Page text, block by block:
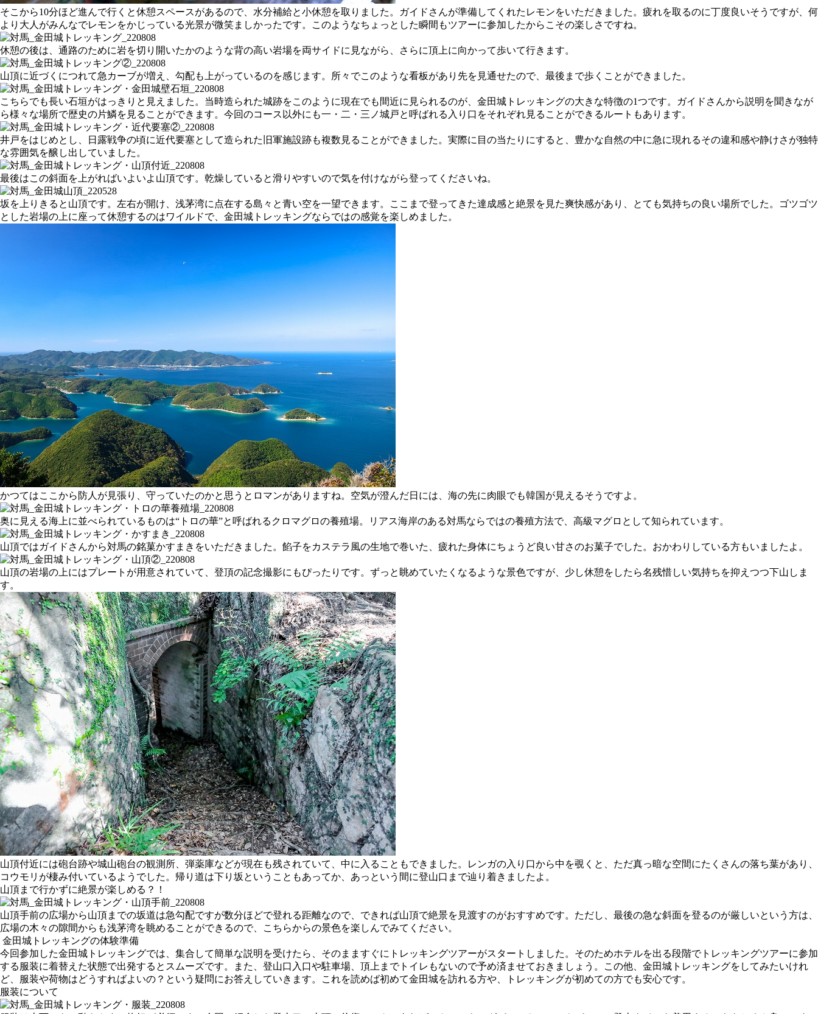
そこから10分ほど進んで行くと休憩スペースがあるので、水分補給と小休憩を取りました。ガイドさんが準備してくれたレモンをいただきました。疲れを取るのに丁度良いそうですが、何
より大人がみんなでレモンをかじっている光景が微笑ましかったです。このようなちょっとした瞬間もツアーに参加したからこその楽しさですね。
休憩の後は、通路のために岩を切り開いたかのような背の高い岩場を両サイドに見ながら、さらに頂上に向かって歩いて行きます。
山頂に近づくにつれて急カーブが増え、勾配も上がっているのを感じます。所々でこのような看板があり先を見通せたので、最後まで歩くことができました。
こちらでも長い石垣がはっきりと見えました。当時造られた城跡をこのように現在でも間近に見られるのが、金田城トレッキングの大きな特徴の1つです。ガイドさんから説明を聞きなが
ら様々な場所で歴史の片鱗を見ることができます。今回のコース以外にも一・二・三ノ城戸と呼ばれる入り口をそれぞれ見ることができるルートもあります。
井戸をはじめとし、日露戦争の頃に近代要塞として造られた旧軍施設跡も複数見ることができました。実際に目の当たりにすると、豊かな自然の中に急に現れるその違和感や静けさが独特
な雰囲気を醸し出していました。
最後はこの斜面を上がればいよいよ山頂です。乾燥していると滑りやすいので気を付けながら登ってくださいね。
坂を上りきると山頂です。左右が開け、浅茅湾に点在する島々と青い空を一望できます。ここまで登ってきた達成感と絶景を見た爽快感があり、とても気持ちの良い場所でした。ゴツゴツ
とした岩場の上に座って休憩するのはワイルドで、金田城トレッキングならではの感覚を楽しめました。
かつてはここから防人が見張り、守っていたのかと思うとロマンがありますね。空気が澄んだ日には、海の先に肉眼でも韓国が見えるそうですよ。
奥に見える海上に並べられているものは“トロの華”と呼ばれるクロマグロの養殖場。リアス海岸のある対馬ならではの養殖方法で、高級マグロとして知られています。
山頂ではガイドさんから対馬の銘菓かすまきをいただきました。餡子をカステラ風の生地で巻いた、疲れた身体にちょうど良い甘さのお菓子でした。おかわりしている方もいましたよ。
山頂の岩場の上にはプレートが用意されていて、登頂の記念撮影にもぴったりです。ずっと眺めていたくなるような景色ですが、少し休憩をしたら名残惜しい気持ちを抑えつつ下山しま
す。
山頂付近には砲台跡や城山砲台の観測所、弾薬庫などが現在も残されていて、中に入ることもできました。レンガの入り口から中を覗くと、ただ真っ暗な空間にたくさんの落ち葉があり、
コウモリが棲み付いているようでした。帰り道は下り坂ということもあってか、あっという間に登山口まで辿り着きましたよ。
山頂まで行かずに絶景が楽しめる？！
山頂手前の広場から山頂までの坂道は急勾配ですが数分ほどで登れる距離なので、できれば山頂で絶景を見渡すのがおすすめです。ただし、最後の急な斜面を登るのが厳しいという方は、
広場の木々の隙間からも浅茅湾を眺めることができるので、こちらからの景色を楽しんでみてください。
金田城トレッキングの体験準備
今回参加した金田城トレッキングでは、集合して簡単な説明を受けたら、そのまますぐにトレッキングツアーがスタートしました。そのためホテルを出る段階でトレッキングツアーに参加
する服装に着替えた状態で出発するとスムーズです。また、登山口入口や駐車場、頂上までトイレもないので予め済ませておきましょう。この他、金田城トレッキングをしてみたいけれ
ど、服装や荷物はどうすればよいの？という疑問にお答えしていきます。これを読めば初めて金田城を訪れる方や、トレッキングが初めての方でも安心です。
服装について